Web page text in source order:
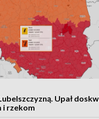
Upał
i rzekom